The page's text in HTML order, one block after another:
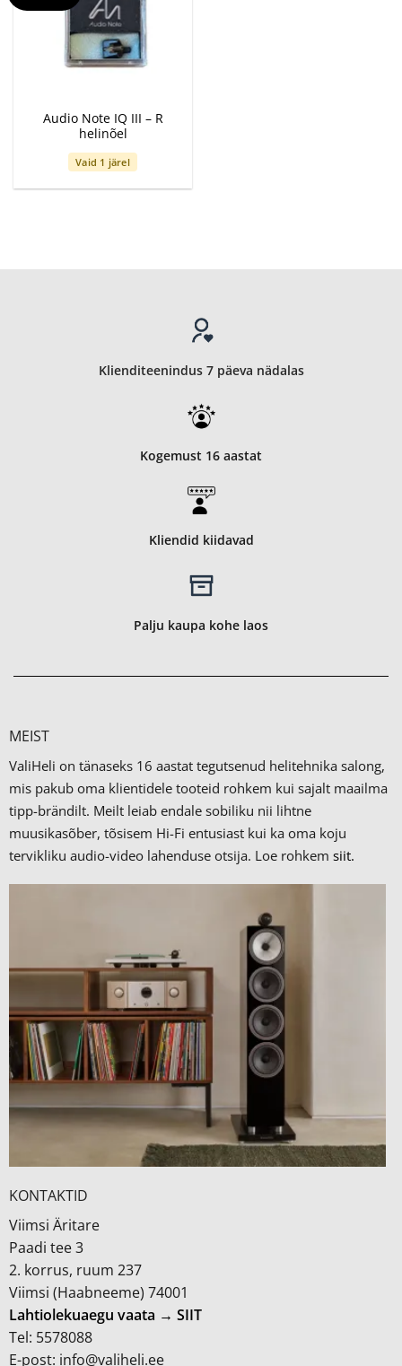
Audio Note IQ III – R
helinõel
Vaid 1 järel
Klienditeenindus 7 päeva nädalas
Kogemust 16 aastat
Kliendid kiidavad
Palju kaupa kohe laos
MEIST
ValiHeli on tänaseks 16 aastat tegutsenud helitehnika salong,
mis pakub oma klientidele tooteid rohkem kui sajalt maailma
tipp-brändilt. Meilt leiab endale sobiliku nii lihtne
muusikasõber, tõsisem Hi-Fi entusiast kui ka oma koju
tervikliku audio-video lahenduse otsija. Loe rohkem siit.
KONTAKTID
Viimsi Äritare
Paadi tee 3
2. korrus, ruum 237
Viimsi (Haabneeme) 74001
Lahtiolekuaegu vaata → SIIT
Tel: 5578088
E-post: info@valiheli.ee